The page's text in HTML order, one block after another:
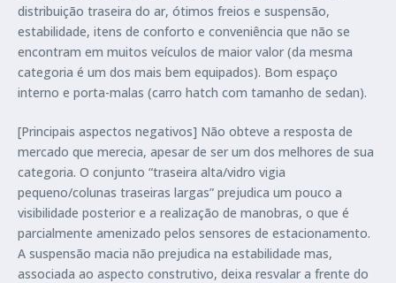
distribuição traseira do ar, ótimos freios e suspensão,
estabilidade, itens de conforto e conveniência que não se
encontram em muitos veículos de maior valor (da mesma
categoria é um dos mais bem equipados). Bom espaço
interno e porta-malas (carro hatch com tamanho de sedan).
[Principais aspectos negativos] Não obteve a resposta de
mercado que merecia, apesar de ser um dos melhores de sua
categoria. O conjunto “traseira alta/vidro vigia
pequeno/colunas traseiras largas” prejudica um pouco a
visibilidade posterior e a realização de manobras, o que é
parcialmente amenizado pelos sensores de estacionamento.
A suspensão macia não prejudica na estabilidade mas,
associada ao aspecto construtivo, deixa resvalar a frente do